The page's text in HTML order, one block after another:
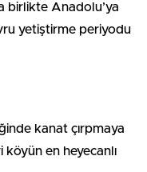
birlikte Anadolu’ya
yetiştirme periyodu
kanat çırpmaya
en heyecanlı